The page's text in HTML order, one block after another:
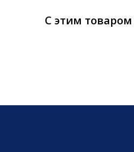
С этим